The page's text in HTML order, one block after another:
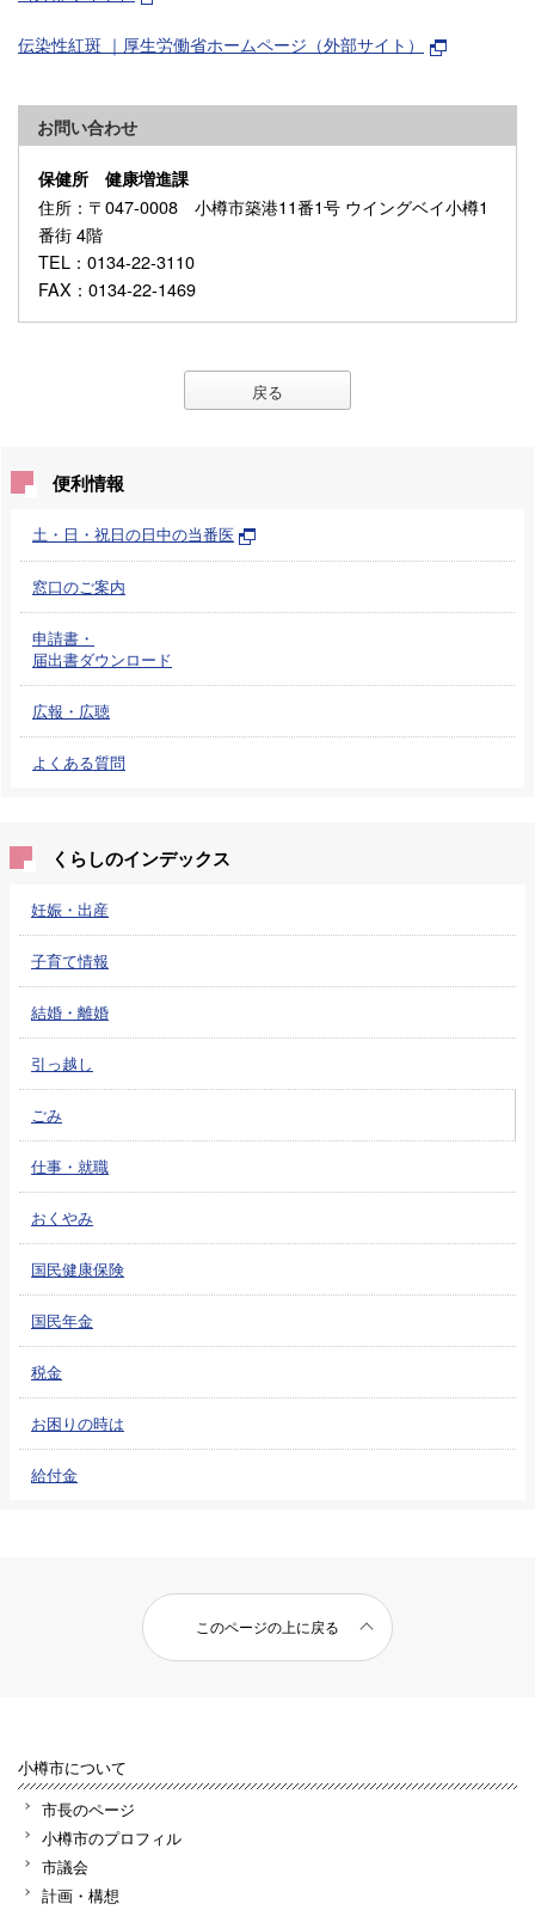
伝染性紅斑 ｜厚生労働省ホームページ（外部サイト）
お問い合わせ
保健所 健康増進課
住所 ：〒047-0008 小樽市築港11番1号 ウイングベイ小樽1
番街 4階
TEL ：0134-22-3110
FAX ：0134-22-1469
戻る
便利情報
土・日・祝日の日中の当番医
窓口のご案内
申請書・
届出書ダウンロード
広報・広聴
よくある質問
くらしのインデックス
妊娠・出産
子育て情報
結婚・離婚
引っ越し
ごみ
仕事・就職
おくやみ
国民健康保険
国民年金
税金
お困りの時は
給付金
このページの上に戻る
小樽市について
市長のページ
小樽市のプロフィル
市議会
計画・構想